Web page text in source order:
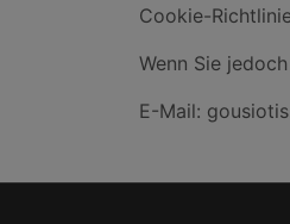
Cookie-
Wenn Sie
E-Mail: